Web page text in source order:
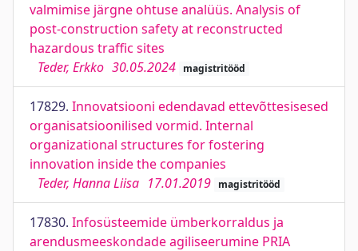
valmimise järgne ohtuse analüüs. Analysis of
post-construction safety at reconstructed
hazardous traffic sites
Teder, Erkko 30.05.2024 magistritööd
17829. Innovatsiooni edendavad ettevõttesisesed
organisatsioonilised vormid. Internal
organizational structures for fostering
innovation inside the companies
Teder, Hanna Liisa 17.01.2019 magistritööd
17830. Infosüsteemide ümberkorraldus ja
arendusmeeskondade agiliseerumine PRIA